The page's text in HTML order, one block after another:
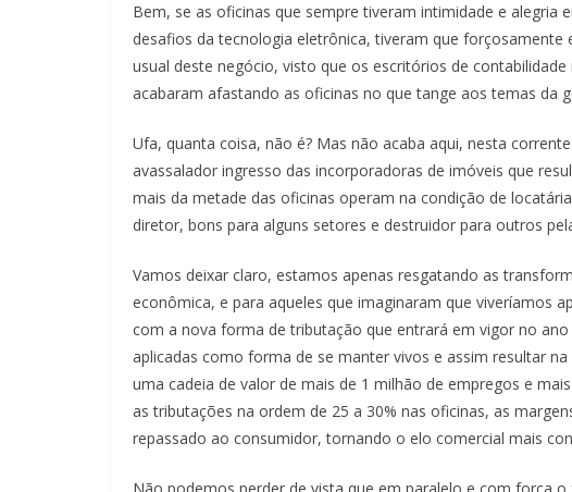
Bem, se as oficinas que sempre tiveram intimidade e
desafios da tecnologia eletrônica, tiveram que
usual deste negócio, visto que os escritórios de
acabaram afastando as oficinas no que tange aos temas da
Ufa, quanta coisa, não é? Mas não acaba aqui, nesta
avassalador ingresso das incorporadoras de imóveis que
mais da metade das oficinas operam na condição de
diretor, bons para alguns setores e destruidor para outros
Vamos deixar claro, estamos apenas resgatando as
econômica, e para aqueles que imaginaram que viveríamos
com a nova forma de tributação que entrará em vigor no
aplicadas como forma de se manter vivos e assim resultar
uma cadeia de valor de mais de 1 milhão de empregos e
as tributações na ordem de 25 a 30% nas oficinas, as
repassado ao consumidor, tornando o elo comercial mais